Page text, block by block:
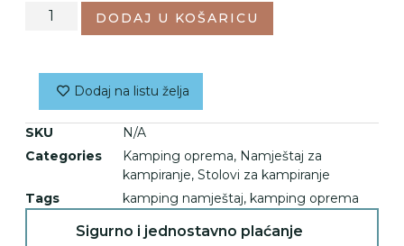
DODAJ U KOŠARICU
Dodaj na listu želja
SKU
N/A
Categories
Kamping oprema, Namještaj za
kampiranje, Stolovi za kampiranje
Tags
kamping namještaj, kamping oprema
Sigurno i jednostavno plaćanje